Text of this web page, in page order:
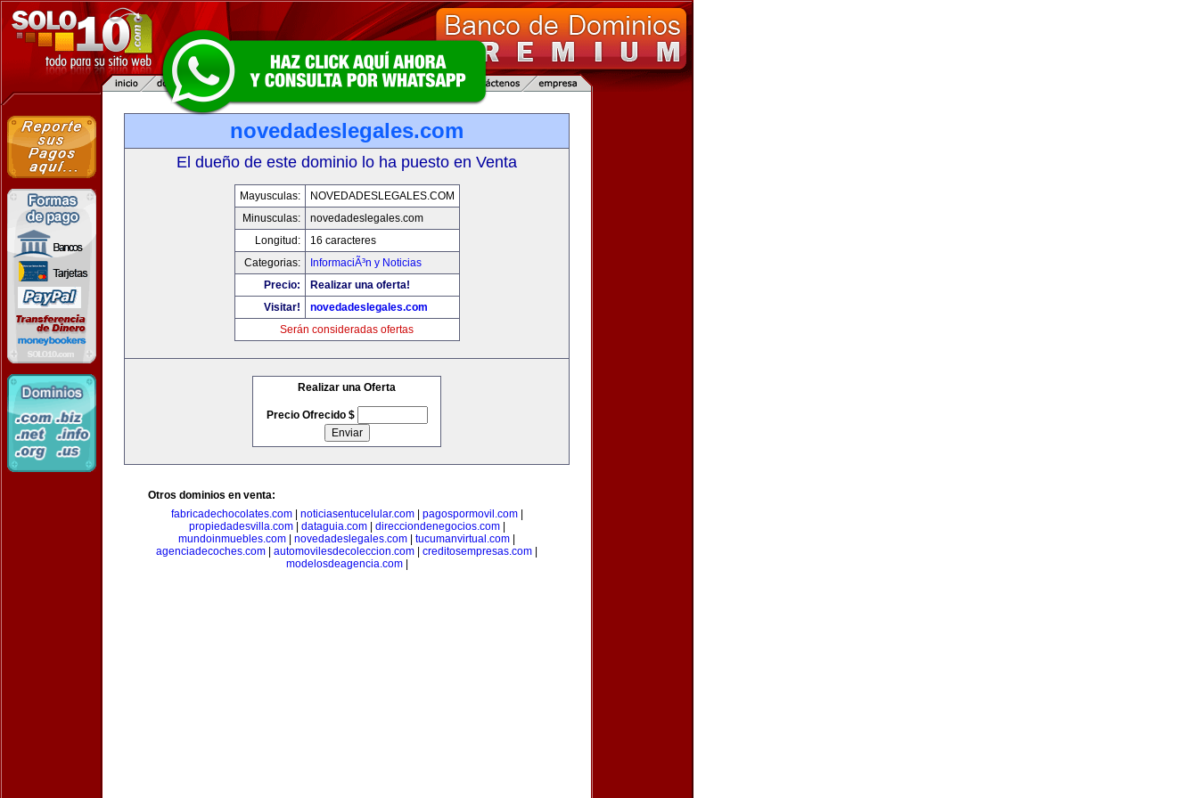
novedadeslegales.com
El dueño de este dominio lo ha puesto en Venta
Mayusculas:
NOVEDADESLEGALES.COM
Minusculas:
novedadeslegales.com
Longitud:
16 caracteres
Categorias:
InformaciÃ³n y Noticias
Precio:
Realizar una oferta!
Visitar!
novedadeslegales.com
Serán consideradas ofertas
Realizar una Oferta
Precio Ofrecido $
Otros dominios en venta:
fabricadechocolates.com| noticiasentucelular.com| pagospormovil.com|
propiedadesvilla.com| dataguia.com| direcciondenegocios.com|
mundoinmuebles.com
novedadeslegales.com tucumanvirtual.com
agenciadecoches.com
automovilesdecoleccion.com creditosempresas.com
modelosdeagencia.com|